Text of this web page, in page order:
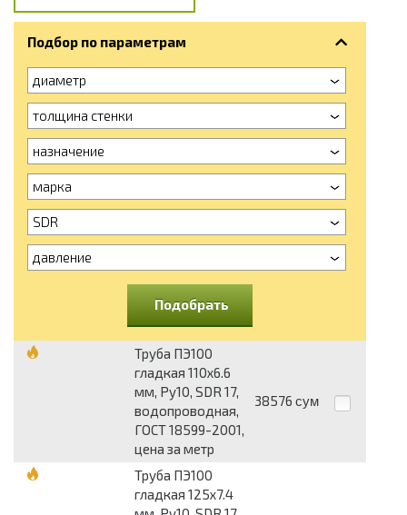
Подбор по параметрам
диаметр
толщина стенки
назначение
марка
SDR
давление
Подобрать
Труба ПЭ100
гладкая 110х6.6
мм, Ру10, SDR 17,
водопроводная,
ГОСТ 18599-2001,
цена за метр
38576 сум
Труба ПЭ100
гладкая 125х7.4